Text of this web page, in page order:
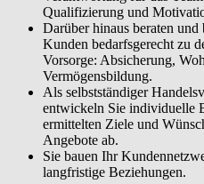
Qualifizierung und
Darüber hinaus beraten
Kunden bedarfsgerecht zu
Vorsorge: Absicherung,
Vermögensbildung.
Als selbstständiger
entwickeln Sie individuelle
ermittelten Ziele und
Angebote ab.
Sie bauen Ihr
langfristige Beziehungen.